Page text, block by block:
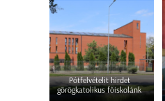
Pótfelvételit hirdet
görögkatolikus főiskolánk